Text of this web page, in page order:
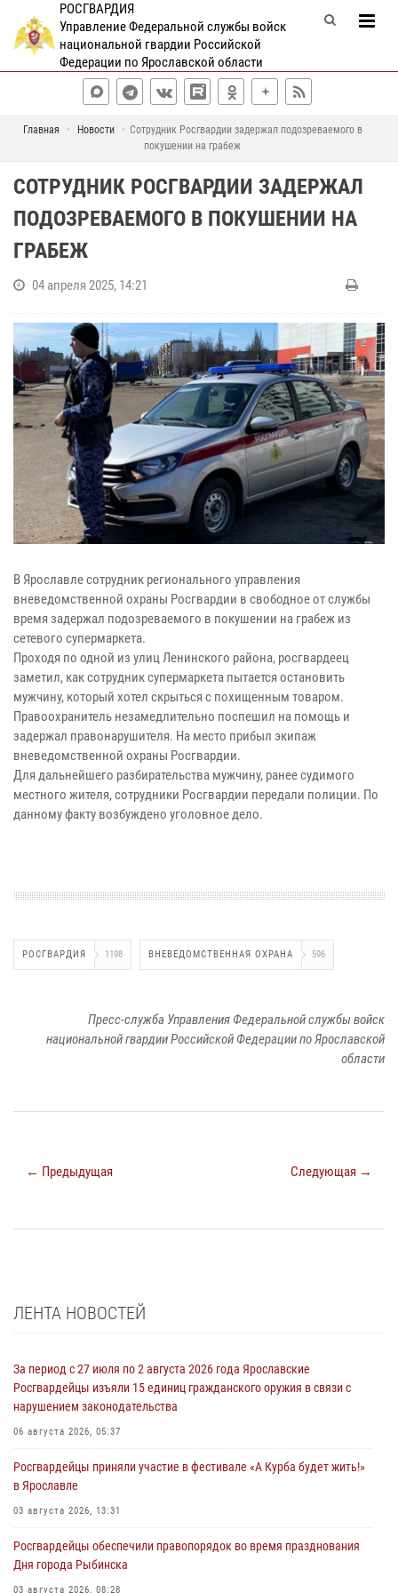
РОСГВАРДИЯ
Управление Федеральной службы войск
национальной гвардии Российской
Федерации по Ярославской области
Главная Новости
Сотрудник Росгвардии задержал подозреваемого в
покушении на грабеж
СОТРУДНИК РОСГВАРДИИ ЗАДЕРЖАЛ
ПОДОЗРЕВАЕМОГО В ПОКУШЕНИИ НА
ГРАБЕЖ
04 апреля 2025, 14:21
В Ярославле сотрудник регионального управления
вневедомственной охраны Росгвардии в свободное от службы
время задержал подозреваемого в покушении на грабеж из
сетевого супермаркета.
Проходя по одной из улиц Ленинского района, росгвардеец
заметил, как сотрудник супермаркета пытается остановить
мужчину, который хотел скрыться с похищенным товаром.
Правоохранитель незамедлительно поспешил на помощь и
задержал правонарушителя. На место прибыл экипаж
вневедомственной охраны Росгвардии.
Для дальнейшего разбирательства мужчину, ранее судимого
местного жителя, сотрудники Росгвардии передали полиции. По
данному факту возбуждено уголовное дело.
РОСГВАРДИЯ 1198 ВНЕВЕДОМСТВЕННАЯ ОХРАНА 596
Пресс-служба Управления Федеральной службы войск
национальной гвардии Российской Федерации по Ярославской
области
← Предыдущая Следующая →
ЛЕНТА НОВОСТЕЙ
За период с 27 июля по 2 августа 2026 года Ярославские
Росгвардейцы изъяли 15 единиц гражданского оружия в связи с
нарушением законодательства
06 августа 2026, 05:37
Росгвардейцы приняли участие в фестивале «А Курба будет жить!»
в Ярославле
03 августа 2026, 13:31
Росгвардейцы обеспечили правопорядок во время празднования
Дня города Рыбинска
03 августа 2026, 08:28